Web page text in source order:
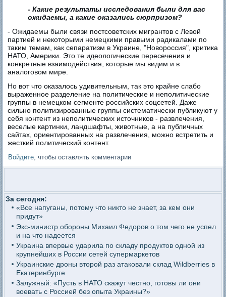
- Какие результаты исследования были для вас
ожидаемы, а какие оказались сюрпризом?
- Ожидаемы были связи постсоветских мигрантов с Левой
партией и некоторыми немецкими правыми радикалами по
таким темам, как сепаратизм в Украине, "Новороссия", критика
НАТО, Америки. Это те идеологические пересечения и
конкретные взаимодействия, которые мы видим и в
аналоговом мире.
Но вот что оказалось удивительным, так это крайне слабо
выраженное разделение на политические и неполитические
группы в немецком сегменте российских соцсетей. Даже
сильно политизированные группы систематически публикуют у
себя контент из неполитических источников - развлечения,
веселые картинки, ландшафты, животные, а на публичных
сайтах, ориентированных на развлечения, можно встретить и
жесткий политический контент.
Войдите, чтобы оставлять комментарии
За сегодня:
«Все напуганы, потому что никто не знает, за кем они
придут»
Экс-министр обороны Михаил Федоров о том чего не успел
и на что надеется
Украина впервые ударила по складу продуктов одной из
крупнейших в России сетей супермаркетов
Украинские дроны второй раз атаковали склад Wildberries в
Екатеринбурге
Залужный: «Пусть в НАТО скажут честно, готовы ли они
воевать с Россией без опыта Украины?»